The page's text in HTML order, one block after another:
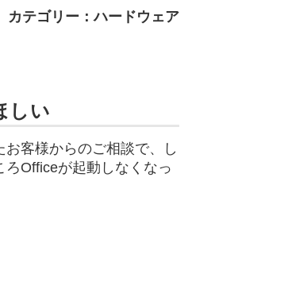
カテゴリー：ハードウェア
しい
客様からのご相談で、し
Officeが起動しなくなっ